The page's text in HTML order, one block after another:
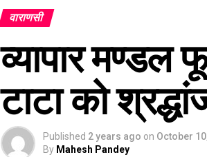
वाराणसी
व्यापार मण्डल
टाटा को
Published 2 years ago on October
By Mahesh Pandey